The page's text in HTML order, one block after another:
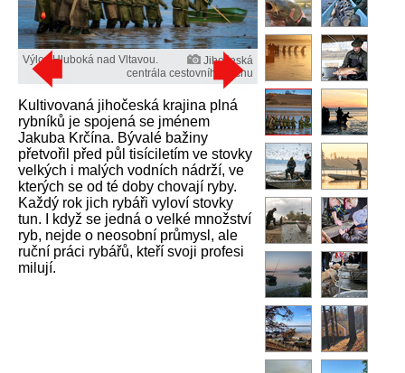
Výlov Hluboká nad Vltavou.
Jihočeská
centrála cestovního ruchu
Kultivovaná jihočeská krajina plná
rybníků je spojená se jménem
Jakuba Krčína. Bývalé bažiny
přetvořil před půl tisíciletím ve stovky
velkých i malých vodních nádrží, ve
kterých se od té doby chovají ryby.
Každý rok jich rybáři vyloví stovky
tun. I když se jedná o velké množství
ryb, nejde o neosobní průmysl, ale
ruční práci rybářů, kteří svoji profesi
milují.